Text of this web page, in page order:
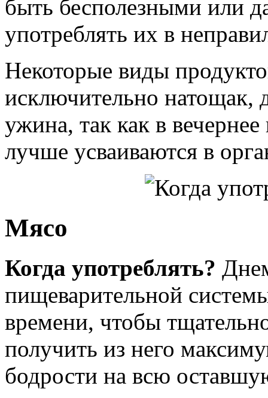
быть бесполезными или
употреблять их в
Некоторые виды
исключительно натощак,
ужина, так как в
лучше усваиваются в
Мясо
Когда употреблять?
пищеварительной
времени, чтобы
получить из него
бодрости на всю